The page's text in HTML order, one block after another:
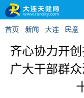
齐心协力开
广大干部群